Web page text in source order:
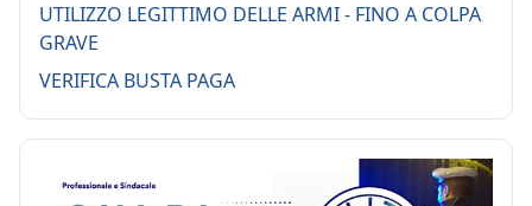
UTILIZZO LEGITTIMO DELLE ARMI - FINO A COLPA
GRAVE
VERIFICA BUSTA PAGA